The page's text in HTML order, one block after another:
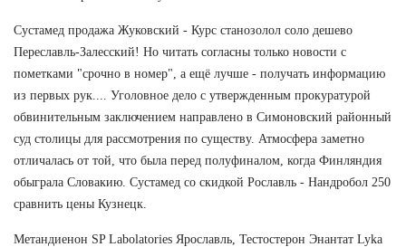
Сустамед продажа Жуковский - Курс станозолол соло дешево
Переславль-Залесский! Но читать согласны только новости с
пометками "срочно в номер", а ещё лучше - получать информацию
из первых рук.... Уголовное дело с утвержденным прокуратурой
обвинительным заключением направлено в Симоновский районный
суд столицы для рассмотрения по существу. Атмосфера заметно
отличалась от той, что была перед полуфиналом, когда Финляндия
обыграла Словакию. Сустамед со скидкой Рославль - Нандробол 250
сравнить цены Кузнецк.
Метандиенон SP Labolatories Ярославль, Тестостерон Энантат Lyka